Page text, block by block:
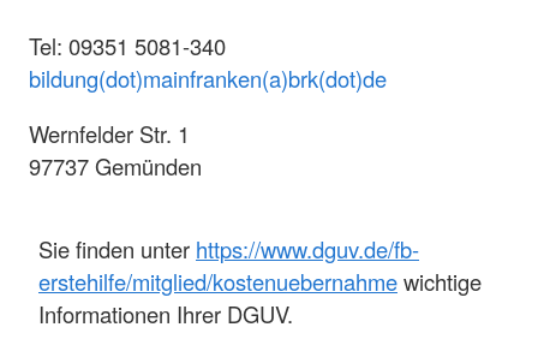
Tel: 09351 5081-340
bildung(dot)mainfranken(a)brk(dot)de
Wernfelder Str. 1
97737 Gemünden
Sie finden unter https://www.dguv.de/fb-
erstehilfe/mitglied/kostenuebernahmewichtige
Informationen Ihrer DGUV.